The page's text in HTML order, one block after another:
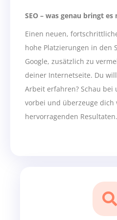
SEO – was genau bringt es
Einen neuen,
hohe Platzierungen in den
Google, zusätzlich zu
deiner Internetseite. Du
Arbeit erfahren? Schau bei
vorbei und überzeuge dich
hervorragenden Resultaten.